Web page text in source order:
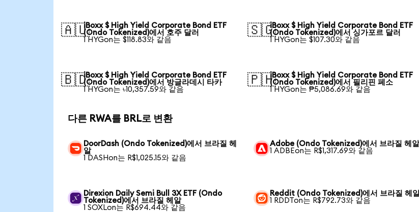
🇦🇺iBoxx $ High Yield Corporate Bond ETF
(Ondo Tokenized)에서 호주 달러
1 HYGon는 $118.83와 같음
🇸🇬iBoxx $ High Yield Corporate Bond ETF
(Ondo Tokenized)에서 싱가포르 달러
1 HYGon는 $107.30와 같음
🇧🇩iBoxx $ High Yield Corporate Bond ETF
(Ondo Tokenized)에서 방글라데시 타카
1 HYGon는 ৳10,357.59와 같음
🇵🇭iBoxx $ High Yield Corporate Bond ETF
(Ondo Tokenized)에서 필리핀 페소
1 HYGon는 ₱5,086.69와 같음
다른 RWA를 BRL로 변환
DoorDash (Ondo Tokenized)에서 브라질 헤
알
1 DASHon는 R$1,025.15와 같음
Adobe (Ondo Tokenized)에서 브라질 헤
1 ADBEon는 R$1,317.69와 같음
Direxion Daily Semi Bull 3X ETF (Ondo
Tokenized)에서 브라질 헤알
1 SOXLon는 R$694.44와 같음
Reddit (Ondo Tokenized)에서 브라질 헤
1 RDDTon는 R$792.73와 같음